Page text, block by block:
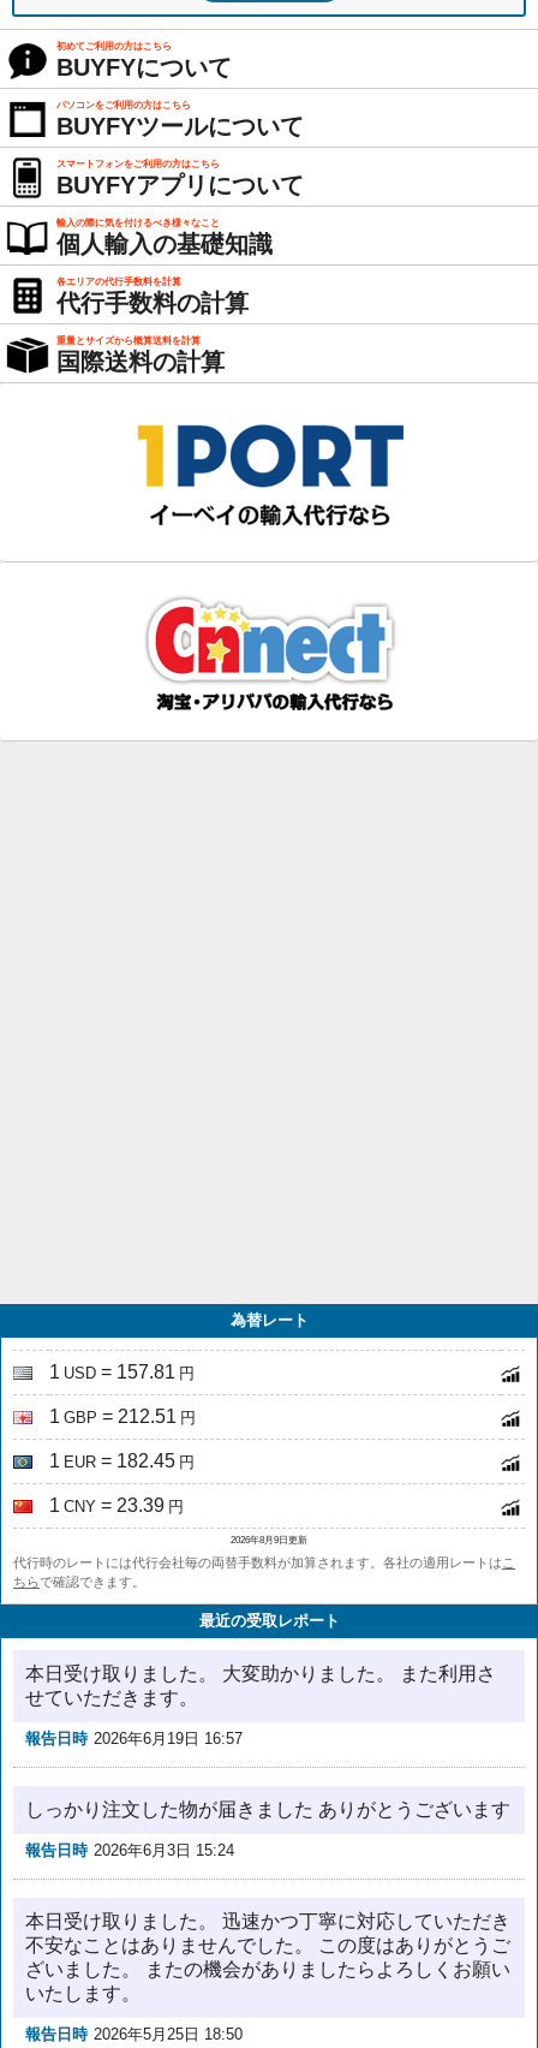
初めてご利用の方はこちら
BUYFYについて
パソコンをご利用の方はこちら
BUYFYツールについて
スマートフォンをご利用の方はこちら
BUYFYアプリについて
輸入の際に気を付けるべき様々なこと
個人輸入の基礎知識
各エリアの代行手数料を計算
代行手数料の計算
重量とサイズから概算送料を計算
国際送料の計算
為替レート
1 USD = 157.81 円
1 GBP = 212.51 円
1 EUR = 182.45 円
1 CNY = 23.39 円
2026年8月9日更新
代行時のレートには代行会社毎の両替手数料が加算されます。各社の適用レートは こ
ちらで確認できます。
最近の受取レポート
本日受け取りました。 大変助かりました。 また利用さ
せていただきます。
報告日時 2026年6月19日 16:57
しっかり注文した物が届きました ありがとうございます
報告日時 2026年6月3日 15:24
本日受け取りました。 迅速かつ丁寧に対応していただき
不安なことはありませんでした。 この度はありがとうご
ざいました。 またの機会がありましたらよろしくお願い
いたします。
報告日時 2026年5月25日 18:50